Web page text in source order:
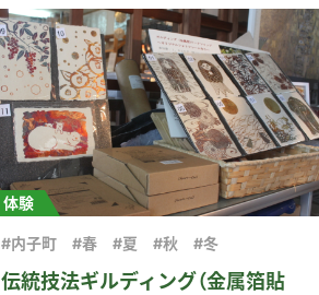
体験
伝統技法ギルディング（金属箔貼
#内子町 #春 #夏 #秋 #冬